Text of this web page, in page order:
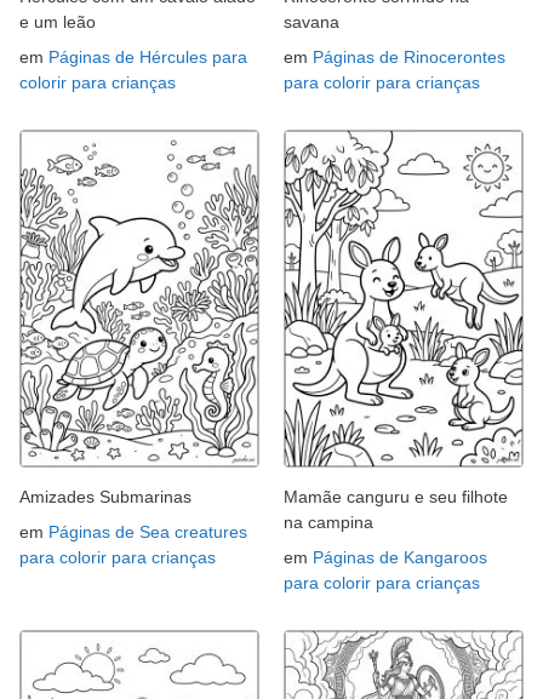
e um leão
em Páginas de Hércules para
colorir para crianças
savana
em Páginas de Rinocerontes
para colorir para crianças
Amizades Submarinas
em Páginas de Sea creatures
para colorir para crianças
Mamãe canguru e seu filhote
na campina
em Páginas de Kangaroos
para colorir para crianças